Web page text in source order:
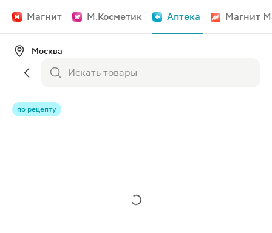
Магнит М.Косметик Аптека Магнит
Москва
по рецепту